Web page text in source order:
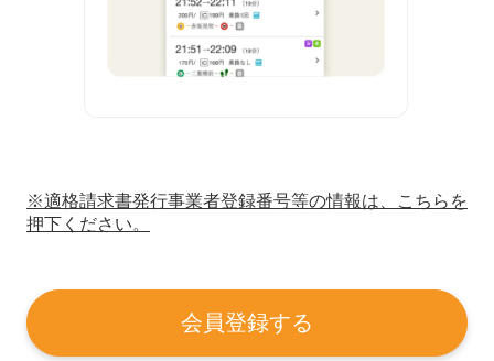
※適格請求書発行事業者登録番号等の情報は、こちらを
押下ください。
会員登録する